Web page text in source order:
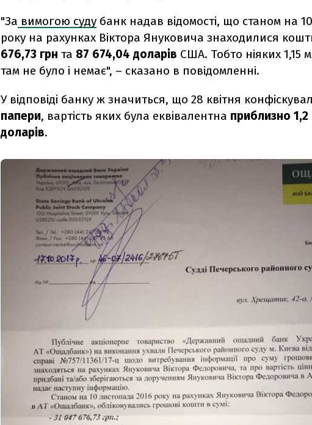
"За вимогою суду банк надав відомості, що станом на
року на рахунках Віктора Януковича знаходилися кошти
676,73 грн та 87 674,04 доларів США. Тобто ніяких 1,15
там не було і немає", – сказано в повідомленні.
У відповіді банку ж значиться, що 28 квітня
папери, вартість яких була еквівалентна приблизно 1,2
доларів.